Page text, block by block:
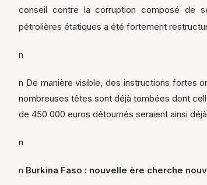
conseil contre la corruption composé de
pétrolières étatiques a été fortement
n
n De manière visible, des instructions fortes
nombreuses têtes sont déjà tombées dont
de 450 000 euros détournés seraient ainsi
n
n Burkina Faso : nouvelle ère cherche